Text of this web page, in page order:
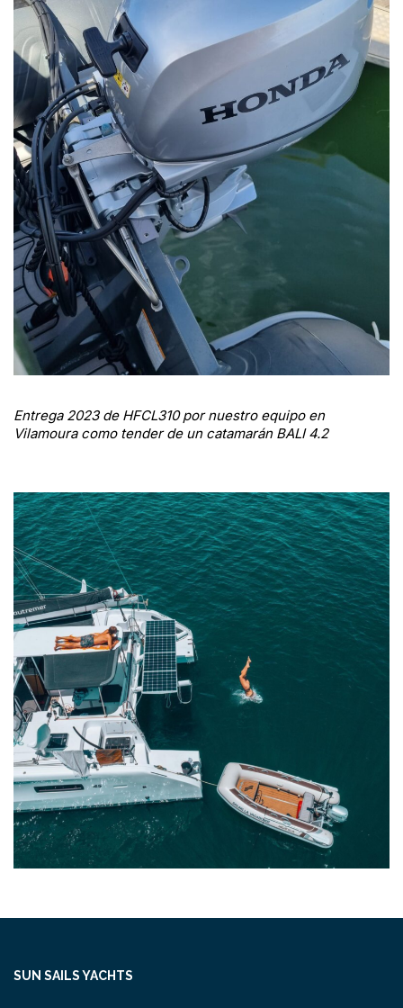
Entrega 2023 de HFCL310 por nuestro equipo en
Vilamoura como tender de un catamarán BALI 4.2
SUN SAILS YACHTS